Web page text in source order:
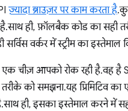
ज़्यादा ब्राउज़र पर काम करता है.
साथ ही, फ़ॉलबैक कोड का सही
वर्कर में स्ट्रीम का इस्तेमाल
एक चीज़ आपको रोक रही है. वह
को समझना. यह प्रिमिटिव
साथ ही, इसका इस्तेमाल करने में